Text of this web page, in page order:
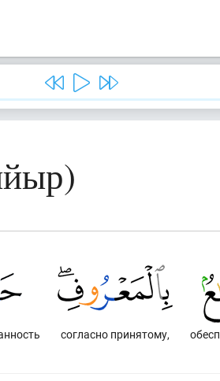
согласно принятому,